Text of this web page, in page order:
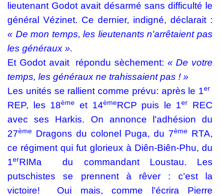
lieutenant Godot avait désarmé sans difficulté le
général Vézinet. Ce dernier, indigné, déclarait :
« De mon temps, les lieutenants n'arrêtaient pas
les généraux ».
Et Godot avait
répondu sèchement: « De votre
temps, les généraux ne trahissaient pas ! »
Les unités se rallient comme prévu: après le 1er
REP, les 18ème et 14èmeRCP puis le 1er
REC
avec ses Harkis. On annonce l'adhésion du
27ème Dragons du colonel Puga, du 7ème RTA,
ce régiment qui fut glorieux à Diên-Biên-Phu, du
1erRIMa
du commandant Loustau. Les
putschistes se prennent à rêver : c'est la
victoire!
Oui mais, comme l'écrira Pierre